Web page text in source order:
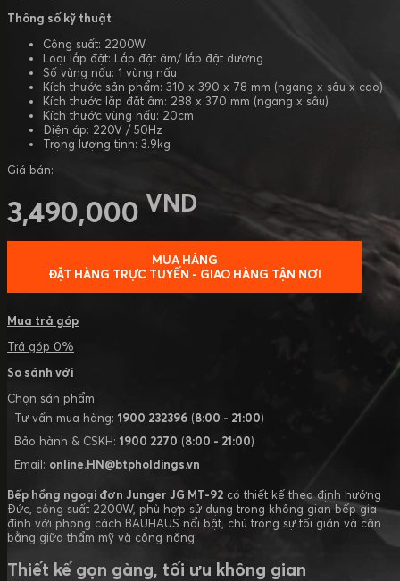
Thông số kỹ thuật
Công suất: 2200W
Loại lắp đặt: Lắp đặt âm/ lắp đặt dương
Số vùng nấu: 1 vùng nấu
Kích thước sản phẩm: 310 x 390 x 78 mm (ngang x sâu x cao)
Kích thước lắp đặt âm: 288 x 370 mm (ngang x sâu)
Kích thước vùng nấu: 20cm
Điện áp: 220V / 50Hz
Trọng lượng tịnh: 3.9kg
Giá bán:
3,490,000 VND
MUA HÀNG
ĐẶT HÀNG TRỰC TUYẾN - GIAO HÀNG TẬN NƠI
Mua trả góp
Trả góp 0%
So sánh với
Chọn sản phẩm
Tư vấn mua hàng: 1900 232396 (8:00 - 21:00)
Bảo hành & CSKH: 1900 2270 (8:00 - 21:00)
Email: online.HN@btpholdings.vn
Bếp hồng ngoại đơn Junger JG MT-92 có thiết kế theo định hướng
Đức, công suất 2200W, phù hợp sử dụng trong không gian bếp gia
đình với phong cách BAUHAUS nổi bật, chú trọng sự tối giản và cân
bằng giữa thẩm mỹ và công năng.
Thiết kế gọn gàng, tối ưu không gian